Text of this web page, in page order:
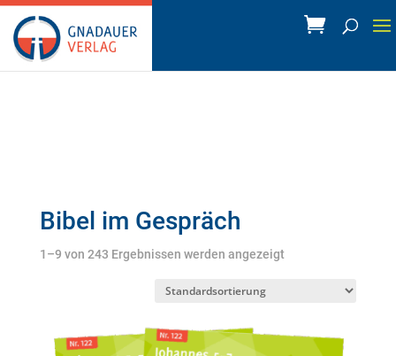
Bibel im Gespräch
1–9 von 243 Ergebnissen werden angezeigt